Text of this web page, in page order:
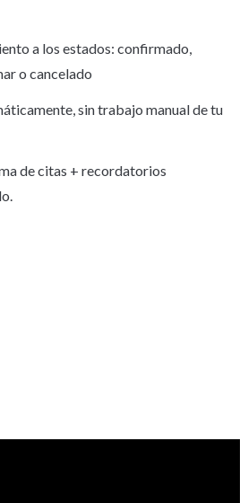
a los estados: confirmado,
o cancelado
sin trabajo manual de tu
de citas + recordatorios